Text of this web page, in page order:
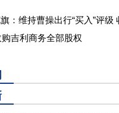
：维持曹操出行“买入”
吉利商务全部股权